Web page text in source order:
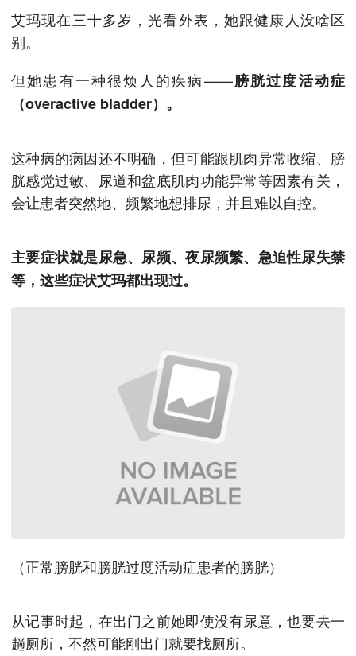
艾玛现在三十多岁，光看外表，她跟健康人没啥区
别。
但她患有一种很烦人的疾病——膀胱过度活动症
（overactive bladder）。
这种病的病因还不明确，但可能跟肌肉异常收缩、膀
胱感觉过敏、尿道和盆底肌肉功能异常等因素有关，
会让患者突然地、频繁地想排尿，并且难以自控。
主要症状就是尿急、尿频、夜尿频繁、急迫性尿失禁
等，这些症状艾玛都出现过。
（正常膀胱和膀胱过度活动症患者的膀胱）
从记事时起，在出门之前她即使没有尿意，也要去一
趟厕所，不然可能刚出门就要找厕所。